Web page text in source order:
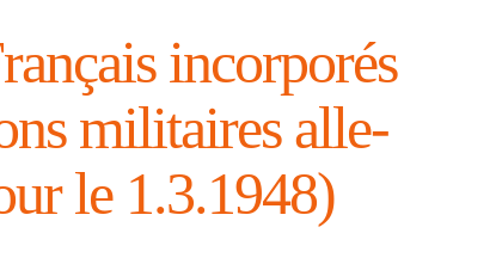
incor­po­rés
mili­taires alle­
le 1.3.1948)